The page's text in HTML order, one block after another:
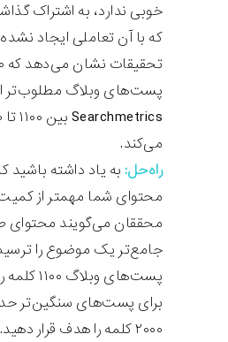
خوبی ندارد، به اشتراک
که با آن تعاملی ایجاد
پست‌های وبلاگ مطلوب‌تر
می‌کند.
راه‌حل: به یاد داشته
محتوای شما مهمتر از
محققان می‌گویند محتوای
جامع‌تر یک موضوع را
پست‌های
۲۰۰۰ کلمه را هدف قرار دهید.